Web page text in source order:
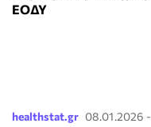
ΕΟΔΥ
healthstat.gr 08.01.2026 -